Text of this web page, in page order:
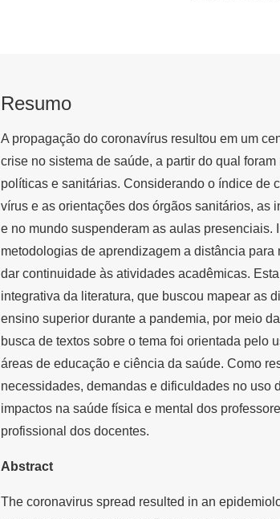
Resumo
A propagação do coronavírus resultou em um
crise no sistema de saúde, a partir do qual
políticas e sanitárias. Considerando o índice de
vírus e as orientações dos órgãos sanitários, as
e no mundo suspenderam as aulas presenciais.
metodologias de aprendizagem a distância
dar continuidade às atividades acadêmicas.
integrativa da literatura, que buscou mapear as
ensino superior durante a pandemia, por meio
busca de textos sobre o tema foi orientada pelo
áreas de educação e ciência da saúde. Como
necessidades, demandas e dificuldades no uso
impactos na saúde física e mental dos
profissional dos docentes.
Abstract
The coronavirus spread resulted in an